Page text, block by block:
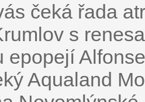
čeká řada
s
epopejí
Aqualand